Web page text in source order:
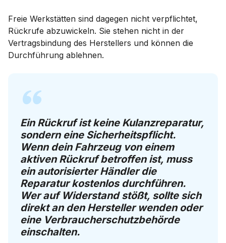
Freie Werkstätten sind dagegen nicht verpflichtet,
Rückrufe abzuwickeln. Sie stehen nicht in der
Vertragsbindung des Herstellers und können die
Durchführung ablehnen.
Ein Rückruf ist keine Kulanzreparatur,
sondern eine Sicherheitspflicht.
Wenn dein Fahrzeug von einem
aktiven Rückruf betroffen ist, muss
ein autorisierter Händler die
Reparatur kostenlos durchführen.
Wer auf Widerstand stößt, sollte sich
direkt an den Hersteller wenden oder
eine Verbraucherschutzbehörde
einschalten.